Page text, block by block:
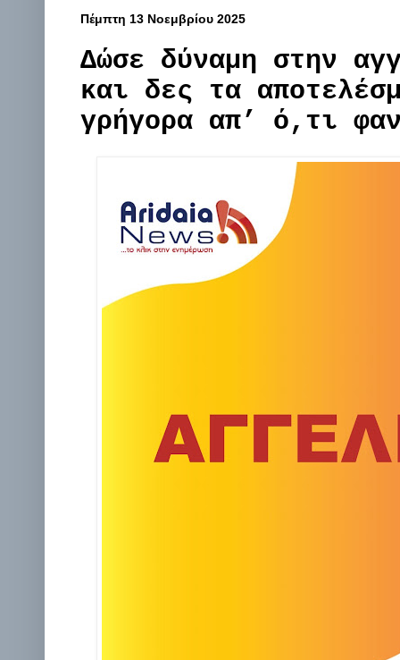
Πέμπτη 13 Νοεμβρίου 2025
Δώσε δύναμη στην
και δες τα
γρήγορα απ’ ό,τι